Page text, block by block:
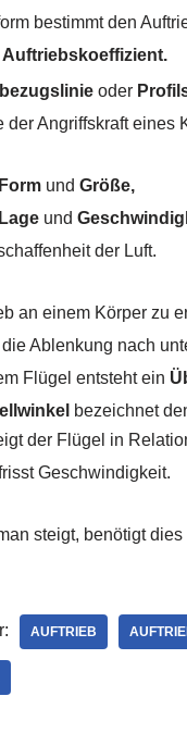
bestimmt den
Auftriebskoeffizient.
oder
der Angriffskraft eines
Form und Größe,
Lage und
der Luft.
an einem Körper zu
Ablenkung nach
Flügel entsteht ein
bezeichnet
der Flügel in
Geschwindigkeit.
steigt, benötigt
AUFTRIEB